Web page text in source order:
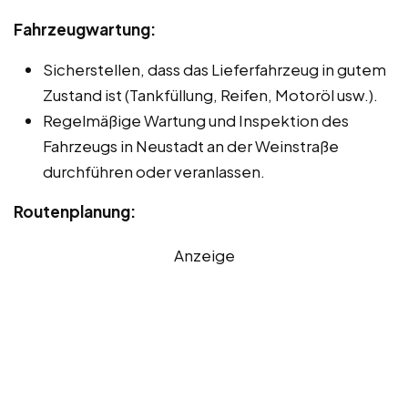
Fahrzeugwartung:
Sicherstellen, dass das Lieferfahrzeug in gutem
Zustand ist (Tankfüllung, Reifen, Motoröl usw.).
Regelmäßige Wartung und Inspektion des
Fahrzeugs in Neustadt an der Weinstraße
durchführen oder veranlassen.
Routenplanung:
Anzeige